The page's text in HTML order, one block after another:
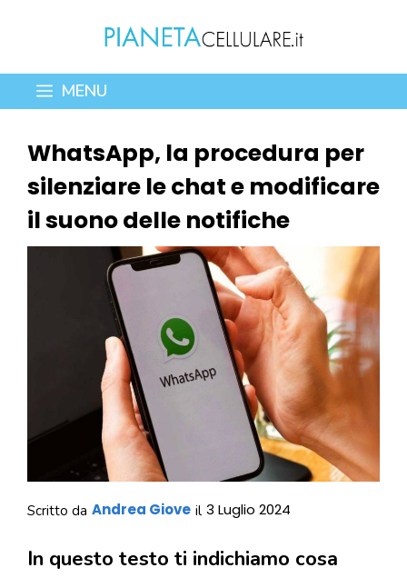
contenuto
MENU
WhatsApp, la procedura per
silenziare le chat e modificare
il suono delle notifiche
Scritto da Andrea Giove il 3 Luglio 2024
In questo testo ti indichiamo cosa